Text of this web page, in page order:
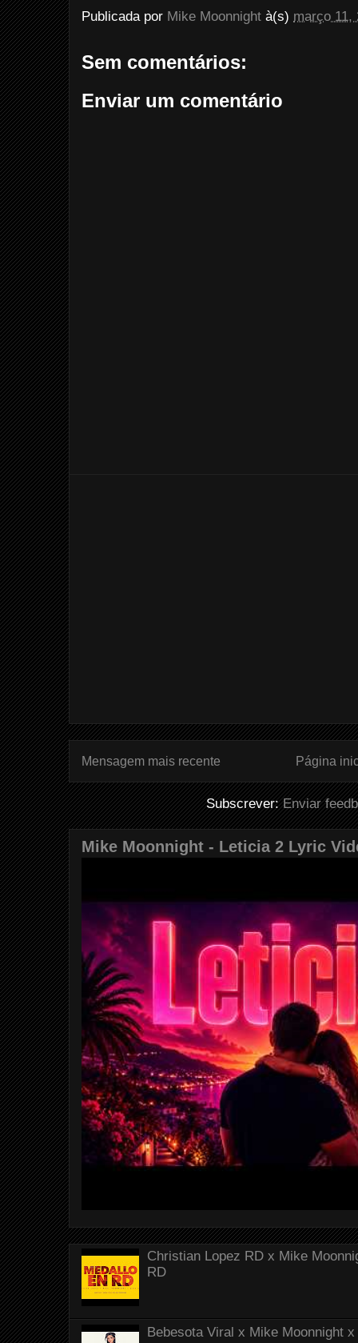
Publicada por Mike Moonnight à(s) março 11,
Sem comentários:
Enviar um comentário
Mensagem mais recente Página
Subscrever:Enviar
Mike Moonnight - Leticia 2 Lyric
Christian Lopez RD x Mike
RD
Bebesota Viral x Mike Moonnight